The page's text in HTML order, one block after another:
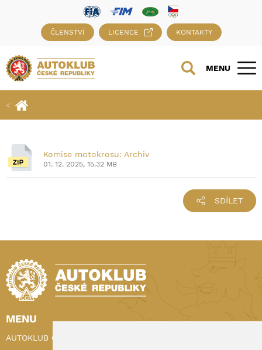
ČLENSTVÍ LICENCE KONTAKTY
MENU
Komise motokrosu: Archiv
01. 12. 2025, 15.32 MB
SDÍLET
MENU
AUTOKLUB ČR